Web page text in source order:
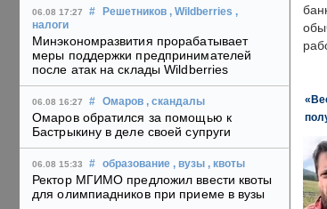
06.08 17:27 # Решетников , Wildberries ,
налоги
Минэкономразвития прорабатывает
меры поддержки предпринимателей
после атак на склады Wildberries
06.08 16:27 # Омаров , скандалы
Омаров обратился за помощью к
Бастрыкину в деле своей супруги
06.08 15:33 # образование , вузы , квоты
Ректор МГИМО предложил ввести квоты
для олимпиадников при приеме в вузы